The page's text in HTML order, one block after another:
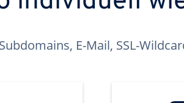
E-Mail, SSL-